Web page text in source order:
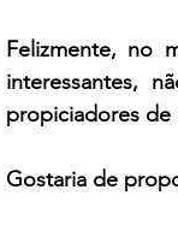
Felizmente, no
interessantes,
propiciadores de
Gostaria de